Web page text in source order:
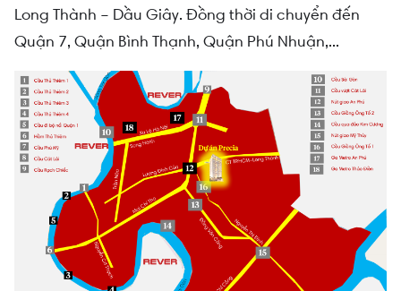
Long Thành – Dầu Giây. Đồng thời di chuyển đến
Quận 7, Quận Bình Thạnh, Quận Phú Nhuận,...